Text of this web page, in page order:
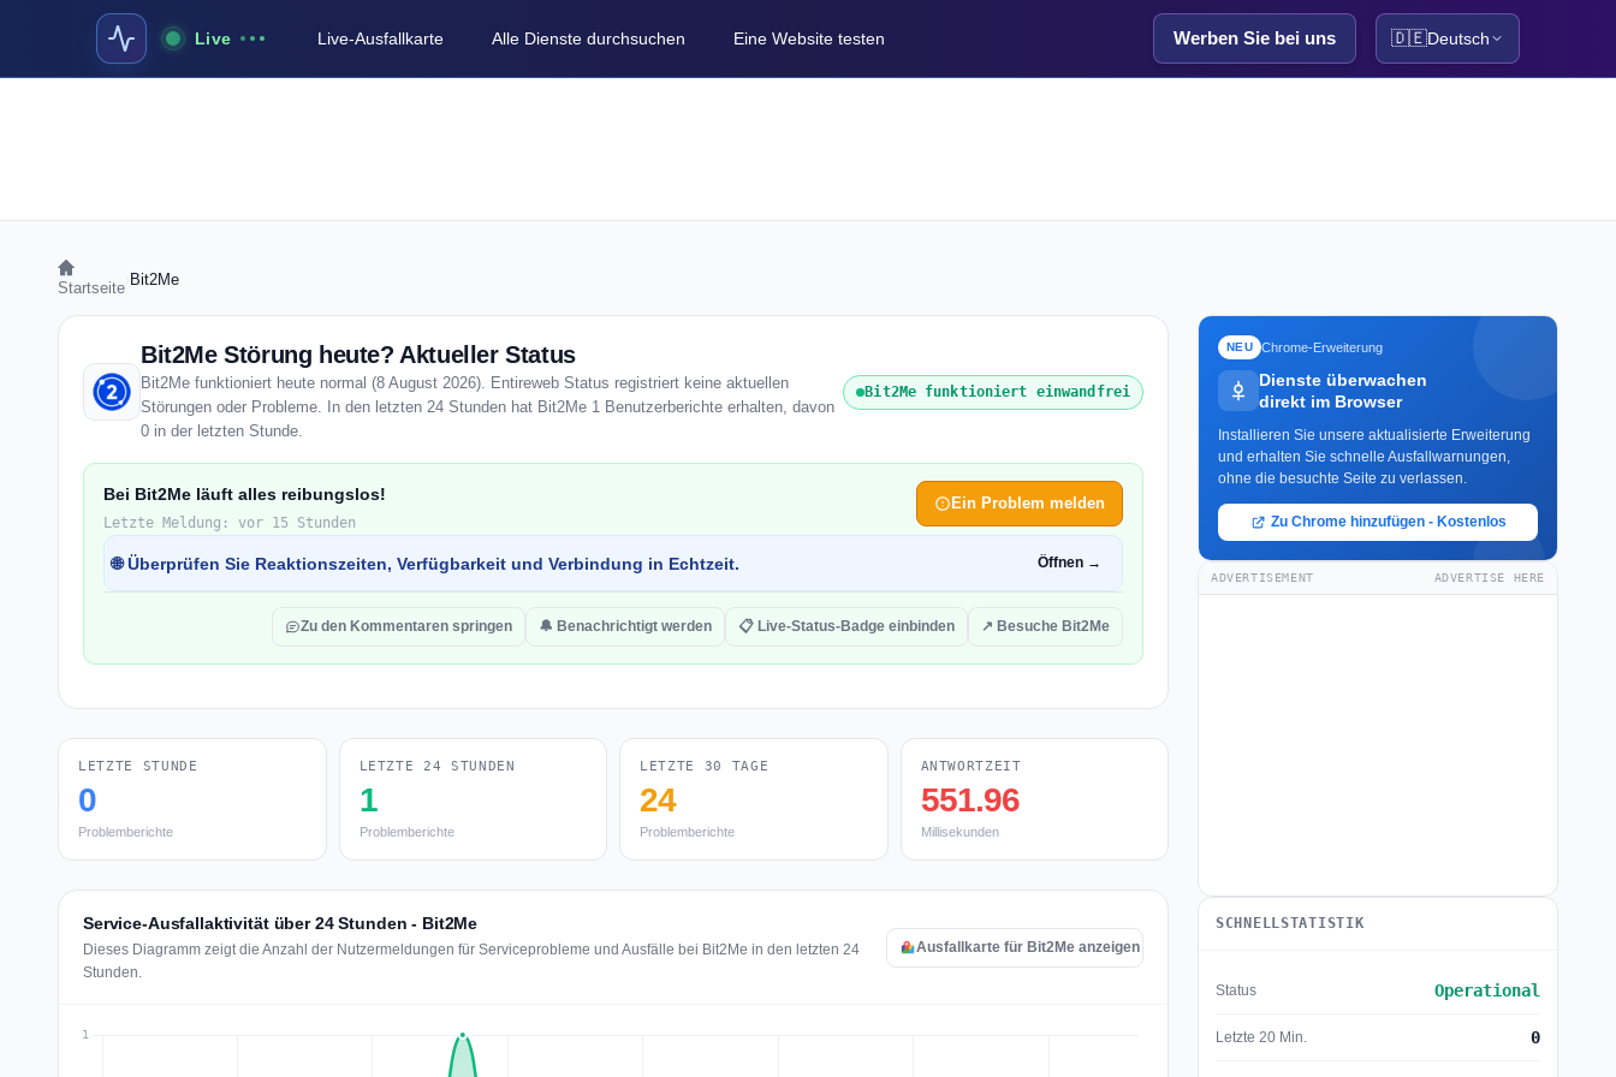
Live Live-Ausfallkarte Alle Dienste durchsuchen Eine Website testen Werben Sie bei uns 🇩🇪Deutsch
Startseite Bit2Me
Bit2Me Störung heute? Aktueller Status
Bit2Me funktioniert heute normal (8 August 2026). Entireweb Status registriert keine aktuellen
Störungen oder Probleme. In den letzten 24 Stunden hat Bit2Me 1 Benutzerberichte erhalten, davon
0 in der letzten Stunde.
Bit2Me funktioniert einwandfrei
Bei Bit2Me läuft alles reibungslos!
Letzte Meldung: vor 15 Stunden
Ein Problem melden
🌐 Überprüfen Sie Reaktionszeiten, Verfügbarkeit und Verbindung in Echtzeit. Öffnen →
Zu den Kommentaren springen 🔔 Benachrichtigt werden 📋 Live-Status-Badge einbinden ↗ Besuche Bit2Me
LETZTE STUNDE
0
Problemberichte
LETZTE 24 STUNDEN
1
Problemberichte
LETZTE 30 TAGE
24
Problemberichte
ANTWORTZEIT
551.96
Millisekunden
Service-Ausfallaktivität über 24 Stunden - Bit2Me
Dieses Diagramm zeigt die Anzahl der Nutzermeldungen für Serviceprobleme und Ausfälle bei Bit2Me in den letzten 24
Stunden.
Ausfallkarte für Bit2Me anzeigen
NEU Chrome-Erweiterung
Dienste überwachen
direkt im Browser
Installieren Sie unsere aktualisierte Erweiterung
und erhalten Sie schnelle Ausfallwarnungen,
ohne die besuchte Seite zu verlassen.
Zu Chrome hinzufügen - Kostenlos
ADVERTISEMENT ADVERTISE HERE
SCHNELLSTATISTIK
Status Operational
Letzte 20 Min. 0